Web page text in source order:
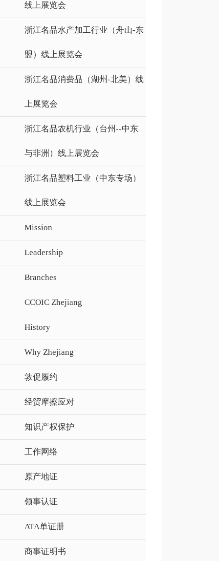
线上展览会
浙江名品水产加工行业（舟山-东
盟）线上展览会
浙江名品消费品（湖州-北美）线
上展览会
浙江名品农机行业（台州--中东
与非洲）线上展览会
浙江名品塑料工业（中东专场）
线上展览会
Mission
Leadership
Branches
CCOIC Zhejiang
History
Why Zhejiang
敦促履约
经贸摩擦应对
知识产权保护
工作网络
原产地证
领事认证
ATA单证册
商事证明书